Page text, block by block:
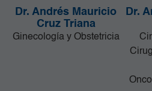
Dr. Andrés Mauricio
Cruz Triana
Ginecología y Obstetricia
Dr.